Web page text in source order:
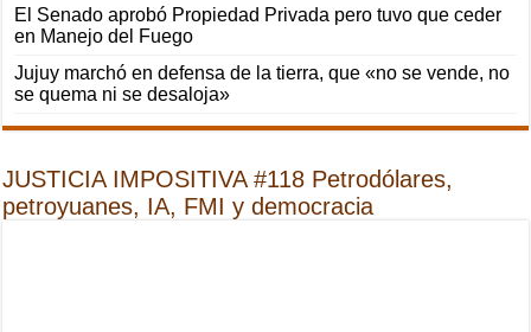
El Senado aprobó Propiedad Privada pero tuvo que ceder
en Manejo del Fuego
Jujuy marchó en defensa de la tierra, que «no se vende, no
se quema ni se desaloja»
JUSTICIA IMPOSITIVA #118 Petrodólares,
petroyuanes, IA, FMI y democracia